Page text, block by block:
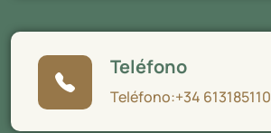
Teléfono
Teléfono:+34 613185110